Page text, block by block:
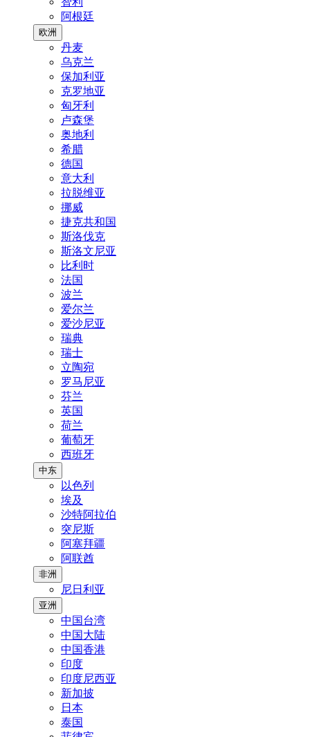
阿根廷
欧洲
丹麦
乌克兰
保加利亚
克罗地亚
匈牙利
卢森堡
奥地利
希腊
德国
意大利
拉脱维亚
挪威
捷克共和国
斯洛伐克
斯洛文尼亚
比利时
法国
波兰
爱尔兰
爱沙尼亚
瑞典
瑞士
立陶宛
罗马尼亚
芬兰
英国
荷兰
葡萄牙
西班牙
中东
以色列
埃及
沙特阿拉伯
突尼斯
阿塞拜疆
阿联酋
非洲
尼日利亚
亚洲
中国台湾
中国大陆
中国香港
印度
印度尼西亚
新加披
日本
泰国